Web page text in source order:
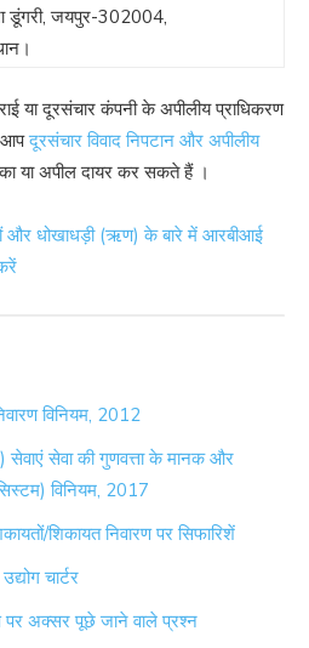
डूंगरी, जयपुर-302004,
या दूरसंचार कंपनी के अपीलीय प्राधिकरण
आपदूरसंचार विवाद निपटान और अपीलीय
या अपील दायर कर सकते हैं ।
और धोखाधड़ी (ऋण) के बारे में आरबीआई
विनियम, 2012
सेवा की गुणवत्ता के मानक और
विनियम, 2017
शिकायत निवारण पर सिफारिशें
चार्टर
पर अक्सर पूछे जाने वाले प्रश्न